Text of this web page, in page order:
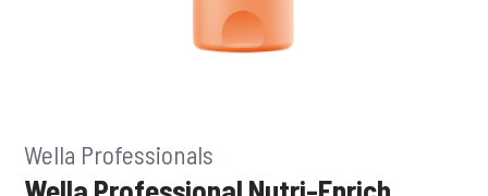
Wella Professionals
Wella Professional Nutri-Enrich